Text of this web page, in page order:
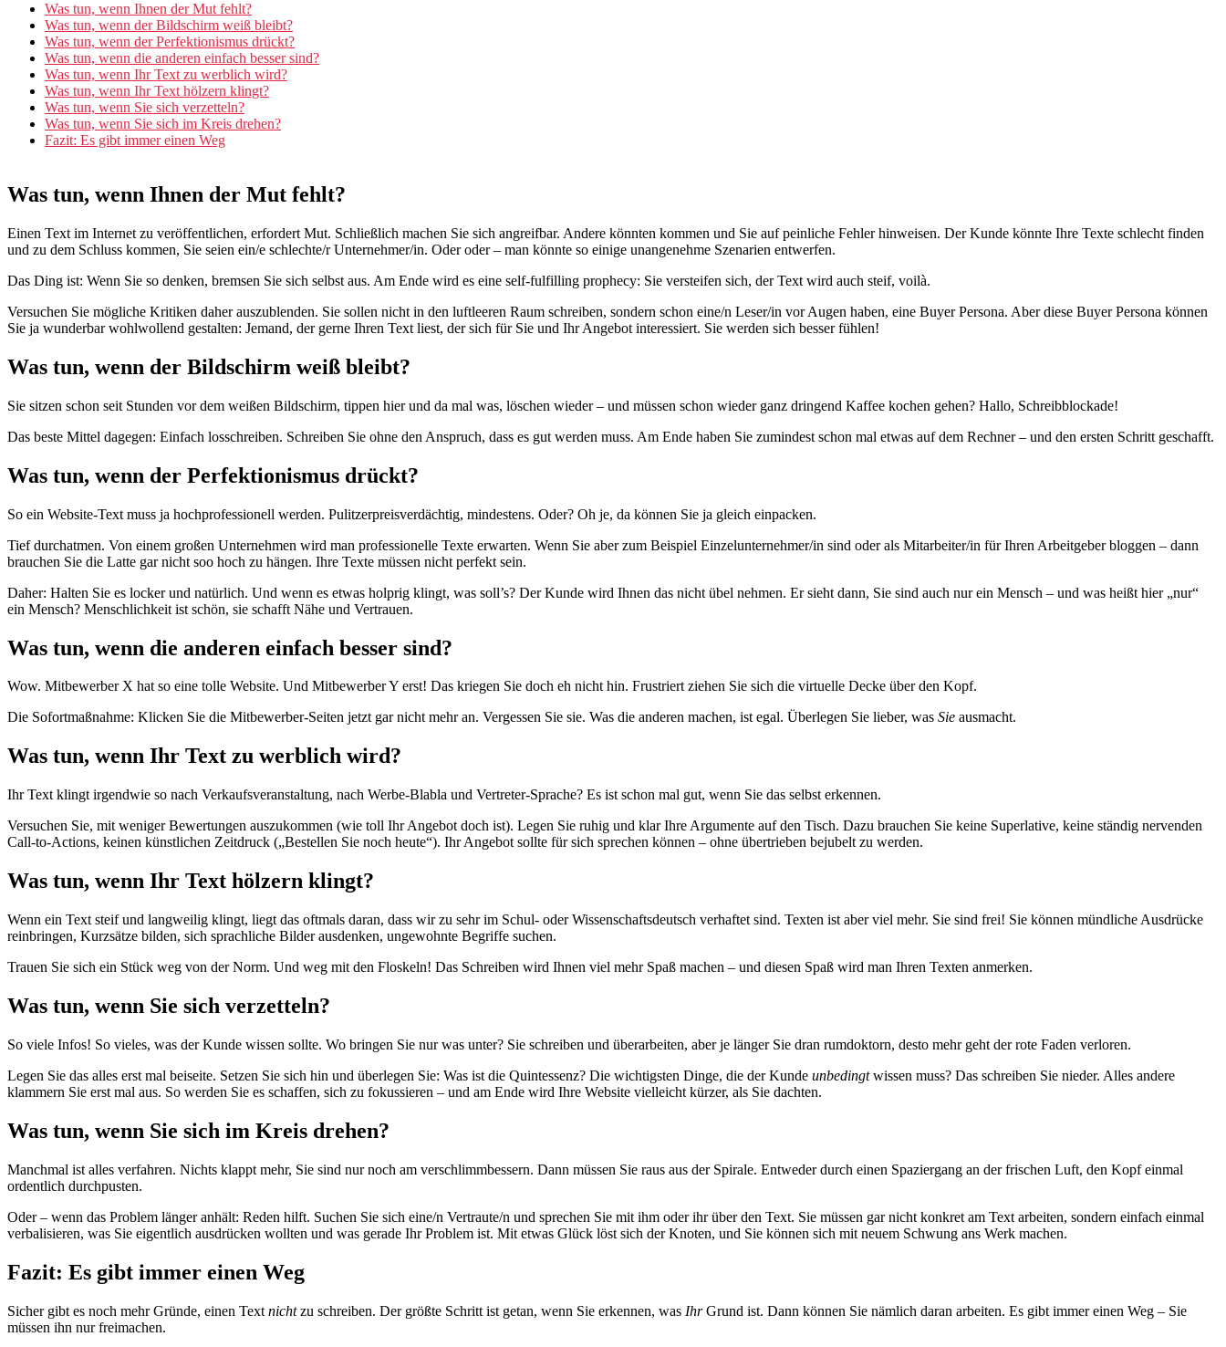
Was tun, wenn Ihnen der Mut fehlt?
Was tun, wenn der Bildschirm weiß bleibt?
Was tun, wenn der Perfektionismus drückt?
Was tun, wenn die anderen einfach besser sind?
Was tun, wenn Ihr Text zu werblich wird?
Was tun, wenn Ihr Text hölzern klingt?
Was tun, wenn Sie sich verzetteln?
Was tun, wenn Sie sich im Kreis drehen?
Fazit: Es gibt immer einen Weg
Was tun, wenn Ihnen der Mut fehlt?
Einen Text im Internet zu veröffentlichen, erfordert Mut. Schließlich machen Sie sich angreifbar. Andere könnten kommen und Sie auf peinliche Fehler hinweisen. Der Kunde könnte Ihre Texte schlecht finden
und zu dem Schluss kommen, Sie seien ein/e schlechte/r Unternehmer/in. Oder oder – man könnte so einige unangenehme Szenarien entwerfen.
Das Ding ist: Wenn Sie so denken, bremsen Sie sich selbst aus. Am Ende wird es eine self-fulfilling prophecy: Sie versteifen sich, der Text wird auch steif, voilà.
Versuchen Sie mögliche Kritiken daher auszublenden. Sie sollen nicht in den luftleeren Raum schreiben, sondern schon eine/n Leser/in vor Augen haben, eine Buyer Persona. Aber diese Buyer Persona können
Sie ja wunderbar wohlwollend gestalten: Jemand, der gerne Ihren Text liest, der sich für Sie und Ihr Angebot interessiert. Sie werden sich besser fühlen!
Was tun, wenn der Bildschirm weiß bleibt?
Sie sitzen schon seit Stunden vor dem weißen Bildschirm, tippen hier und da mal was, löschen wieder – und müssen schon wieder ganz dringend Kaffee kochen gehen? Hallo, Schreibblockade!
Das beste Mittel dagegen: Einfach losschreiben. Schreiben Sie ohne den Anspruch, dass es gut werden muss. Am Ende haben Sie zumindest schon mal etwas auf dem Rechner – und den ersten Schritt geschafft.
Was tun, wenn der Perfektionismus drückt?
So ein Website-Text muss ja hochprofessionell werden. Pulitzerpreisverdächtig, mindestens. Oder? Oh je, da können Sie ja gleich einpacken.
Tief durchatmen. Von einem großen Unternehmen wird man professionelle Texte erwarten. Wenn Sie aber zum Beispiel Einzelunternehmer/in sind oder als Mitarbeiter/in für Ihren Arbeitgeber bloggen – dann
brauchen Sie die Latte gar nicht soo hoch zu hängen. Ihre Texte müssen nicht perfekt sein.
Daher: Halten Sie es locker und natürlich. Und wenn es etwas holprig klingt, was soll’s? Der Kunde wird Ihnen das nicht übel nehmen. Er sieht dann, Sie sind auch nur ein Mensch – und was heißt hier „nur“
ein Mensch? Menschlichkeit ist schön, sie schafft Nähe und Vertrauen.
Was tun, wenn die anderen einfach besser sind?
Wow. Mitbewerber X hat so eine tolle Website. Und Mitbewerber Y erst! Das kriegen Sie doch eh nicht hin. Frustriert ziehen Sie sich die virtuelle Decke über den Kopf.
Die Sofortmaßnahme: Klicken Sie die Mitbewerber-Seiten jetzt gar nicht mehr an. Vergessen Sie sie. Was die anderen machen, ist egal. Überlegen Sie lieber, was Sie ausmacht.
Was tun, wenn Ihr Text zu werblich wird?
Ihr Text klingt irgendwie so nach Verkaufsveranstaltung, nach Werbe-Blabla und Vertreter-Sprache? Es ist schon mal gut, wenn Sie das selbst erkennen.
Versuchen Sie, mit weniger Bewertungen auszukommen (wie toll Ihr Angebot doch ist). Legen Sie ruhig und klar Ihre Argumente auf den Tisch. Dazu brauchen Sie keine Superlative, keine ständig nervenden
Call-to-Actions, keinen künstlichen Zeitdruck („Bestellen Sie noch heute“). Ihr Angebot sollte für sich sprechen können – ohne übertrieben bejubelt zu werden.
Was tun, wenn Ihr Text hölzern klingt?
Wenn ein Text steif und langweilig klingt, liegt das oftmals daran, dass wir zu sehr im Schul- oder Wissenschaftsdeutsch verhaftet sind. Texten ist aber viel mehr. Sie sind frei! Sie können mündliche Ausdrücke
reinbringen, Kurzsätze bilden, sich sprachliche Bilder ausdenken, ungewohnte Begriffe suchen.
Trauen Sie sich ein Stück weg von der Norm. Und weg mit den Floskeln! Das Schreiben wird Ihnen viel mehr Spaß machen – und diesen Spaß wird man Ihren Texten anmerken.
Was tun, wenn Sie sich verzetteln?
So viele Infos! So vieles, was der Kunde wissen sollte. Wo bringen Sie nur was unter? Sie schreiben und überarbeiten, aber je länger Sie dran rumdoktorn, desto mehr geht der rote Faden verloren.
Legen Sie das alles erst mal beiseite. Setzen Sie sich hin und überlegen Sie: Was ist die Quintessenz? Die wichtigsten Dinge, die der Kunde unbedingtwissen muss? Das schreiben Sie nieder. Alles andere
klammern Sie erst mal aus. So werden Sie es schaffen, sich zu fokussieren – und am Ende wird Ihre Website vielleicht kürzer, als Sie dachten.
Was tun, wenn Sie sich im Kreis drehen?
Manchmal ist alles verfahren. Nichts klappt mehr, Sie sind nur noch am verschlimmbessern. Dann müssen Sie raus aus der Spirale. Entweder durch einen Spaziergang an der frischen Luft, den Kopf einmal
ordentlich durchpusten.
Oder – wenn das Problem länger anhält: Reden hilft. Suchen Sie sich eine/n Vertraute/n und sprechen Sie mit ihm oder ihr über den Text. Sie müssen gar nicht konkret am Text arbeiten, sondern einfach einmal
verbalisieren, was Sie eigentlich ausdrücken wollten und was gerade Ihr Problem ist. Mit etwas Glück löst sich der Knoten, und Sie können sich mit neuem Schwung ans Werk machen.
Fazit: Es gibt immer einen Weg
Sicher gibt es noch mehr Gründe, einen Text nichtzu schreiben. Der größte Schritt ist getan, wenn Sie erkennen, was IhrGrund ist. Dann können Sie nämlich daran arbeiten. Es gibt immer einen Weg – Sie
müssen ihn nur freimachen.